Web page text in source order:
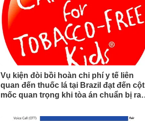
Vụ kiện đòi bồi hoàn chi phí y tế liên
quan đến thuốc lá tại Brazil đạt đến cột
mốc quan trọng khi tòa án chuẩn bị ra